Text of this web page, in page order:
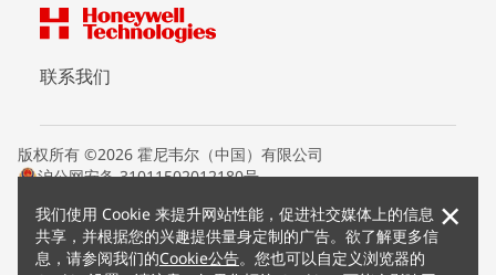
我们使用 Cookie 来提升网站性能，促进社交媒体上的信息
共享，并根据您的兴趣提供量身定制的广告。欲了解更多信
息，请参阅我们的Cookie公告。您也可以自定义浏览器的
×
联系我们
版权所有 ©2026 霍尼韦尔（中国）有限公司
沪公网安备 31011502012180号
条款条约
隐私声明
您的隐私选项